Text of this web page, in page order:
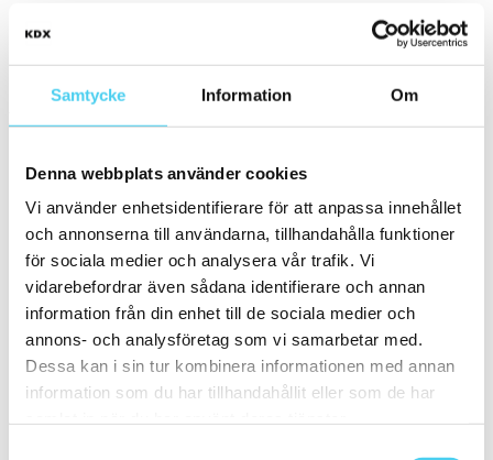
Samtycke Information Om
Denna webbplats använder cookies
Vi använder enhetsidentifierare för att anpassa innehållet
och annonserna till användarna, tillhandahålla funktioner
för sociala medier och analysera vår trafik. Vi
vidarebefordrar även sådana identifierare och annan
information från din enhet till de sociala medier och
annons- och analysföretag som vi samarbetar med.
Dessa kan i sin tur kombinera informationen med annan
information som du har tillhandahållit eller som de har
Rektangulär(1)
Storlek
36.9x39.5 cm
ca 10x(3)
ca 10x20 cm(1)
10x20 cm(1)
ca 10x30 cm
(1)
10x30 cm(1)
ca 10x60 cm(1)
10x60 cm(1)
(1)
ca 15x60 cm(1)
15x60 cm(1)